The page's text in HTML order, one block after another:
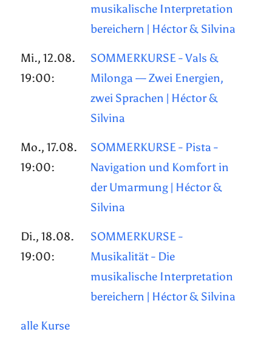
musikalische Interpretation
bereichern | Héctor & Silvina
Mi., 12.08.
19:00:
SOMMERKURSE - Vals &
Milonga — Zwei Energien,
zwei Sprachen | Héctor &
Silvina
Mo., 17.08.
19:00:
SOMMERKURSE - Pista -
Navigation und Komfort in
der Umarmung | Héctor &
Silvina
Di., 18.08.
19:00:
SOMMERKURSE -
Musikalität - Die
musikalische Interpretation
bereichern | Héctor & Silvina
alle Kurse